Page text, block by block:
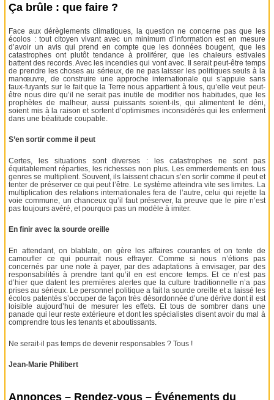
Ça brûle : que faire ?
Face aux dérèglements climatiques, la question ne concerne pas que les
écolos : tout citoyen vivant avec un minimum d’information est en mesure
d’avoir un avis qui prend en compte que les données bougent, que les
catastrophes ont plutôt tendance à proliférer, que les chaleurs estivales
battent des records. Avec les incendies qui vont avec. Il serait peut-être temps
de prendre les choses au sérieux, de ne pas laisser les politiques seuls à la
manœuvre, de construire une approche internationale qui s’appuie sans
faux-fuyants sur le fait que la Terre nous appartient à tous, qu’elle veut peut-
être nous dire qu’il ne serait pas inutile de modifier nos habitudes, que les
prophètes de malheur, aussi puissants soient-ils, qui alimentent le déni,
soient mis à la raison et sortent d’optimismes inconsidérés qui les enferment
dans une béatitude coupable.
S’en sortir comme il peut
Certes, les situations sont diverses : les catastrophes ne sont pas
équitablement réparties, les richesses non plus. Les emmerdements en tous
genres se multiplient. Souvent, ils laissent chacun s’en sortir comme il peut et
tenter de préserver ce qui peut l’être. Le système atteindra vite ses limites. La
multiplication des relations internationales fera de l’autre, celui qui rejette la
voie commune, un chanceux qu’il faut préserver, la preuve que le pire n’est
pas toujours avéré, et pourquoi pas un modèle à imiter.
En finir avec la sourde oreille
En attendant, on blablate, on gère les affaires courantes et on tente de
camoufler ce qui pourrait nous effrayer. Comme si nous n’étions pas
concernés par une note à payer, par des adaptations à envisager, par des
responsabilités à prendre tant qu’il en est encore temps. Et ce n’est pas
d’hier que datent les premières alertes que la culture traditionnelle n’a pas
prises au sérieux. Le personnel politique a fait la sourde oreille et a laissé les
écolos patentés s’occuper de façon très désordonnée d’une dérive dont il est
loisible aujourd’hui de mesurer les effets. Et tous de sombrer dans une
panade qui leur reste extérieure et dont les spécialistes disent avoir du mal à
comprendre tous les tenants et aboutissants.
Ne serait-il pas temps de devenir responsables ? Tous !
Jean-Marie Philibert
Annonces – Rendez-vous – Événements du